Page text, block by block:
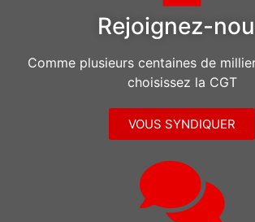
Rejoignez-
Comme plusieurs centaines de
choisissez la CGT
VOUS SYNDIQUER